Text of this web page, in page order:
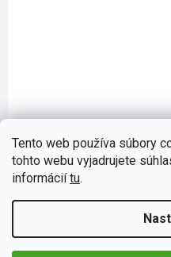
Tento web používa súbory
tohto webu vyjadrujete
informáciítu.
Osviežovač vzduchu
auto
€2,68
Vône California Scents sú